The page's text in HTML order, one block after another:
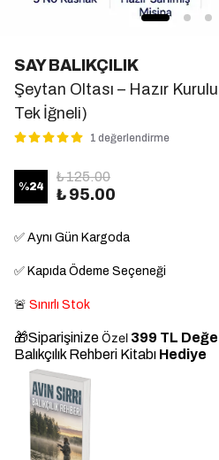
SAY BALIKÇILIK
Şeytan Oltası – Hazır
Tek İğneli)
1 değerlendirme
%24
₺ 125.00
₺ 95.00
✅ Aynı Gün Kargoda
✅ Kapıda Ödeme Seçeneği
🚨 Sınırlı Stok
🎁SiparişinizeÖzel 399 TL
Balıkçılık Rehberi Kitabı Hediye